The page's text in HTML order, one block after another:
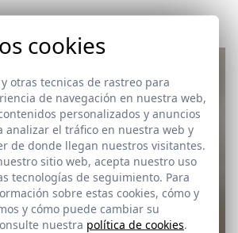
cookies
y otras tecnicas de rastreo para
de navegación en nuestra web,
personalizados y anuncios
analizar el tráfico en nuestra web y
de donde llegan nuestros visitantes.
sitio web, acepta nuestro uso
tecnologías de seguimiento. Para
sobre estas cookies, cómo y
y cómo puede cambiar su
nuestra política de cookies.